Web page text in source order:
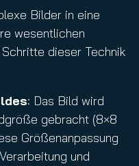
Bilder in eine
wesentlichen
dieser Technik
: Das Bild wird
gebracht (8×8
Größenanpassung
und